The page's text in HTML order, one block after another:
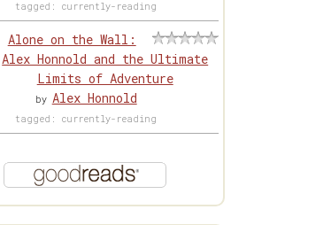
tagged: currently-reading
Alone on the Wall:
Alex Honnold and the Ultimate
Limits of Adventure
by Alex Honnold
tagged: currently-reading